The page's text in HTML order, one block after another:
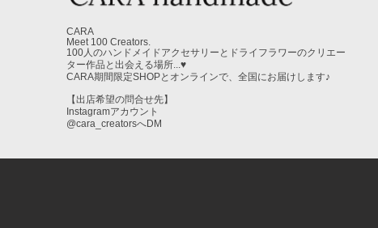
CARA
Meet 100 Creators.
100人のハンドメイドアクセサリーとドライフラワーのクリエー
ター作品と出会える場所...♥
CARA期間限定SHOPとオンラインで、全国にお届けします♪
【出店希望の問合せ先】
Instagramアカウント
@cara_creatorsへDM